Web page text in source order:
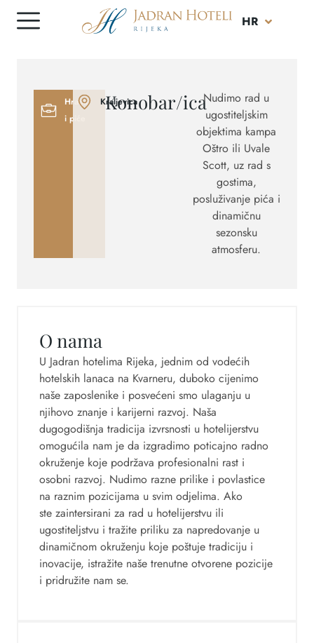
HR
EN
Hrana
i piće
Kraljevica
Konobar/icaNudimo rad u
ugostiteljskim
objektima kampa
Oštro ili Uvale
Scott, uz rad s
gostima,
posluživanje pića i
dinamičnu
sezonsku
atmosferu.
O nama
U Jadran hotelima Rijeka, jednim od vodećih
hotelskih lanaca na Kvarneru, duboko cijenimo
naše zaposlenike i posvećeni smo ulaganju u
njihovo znanje i karijerni razvoj. Naša
dugogodišnja tradicija izvrsnosti u hotelijerstvu
omogućila nam je da izgradimo poticajno radno
okruženje koje podržava profesionalni rast i
osobni razvoj. Nudimo razne prilike i povlastice
na raznim pozicijama u svim odjelima. Ako
ste zaintersirani za rad u hotelijerstvu ili
ugostiteljstvu i tražite priliku za napredovanje u
dinamičnom okruženju koje poštuje tradiciju i
inovacije, istražite naše trenutne otvorene pozicije
i pridružite nam se.